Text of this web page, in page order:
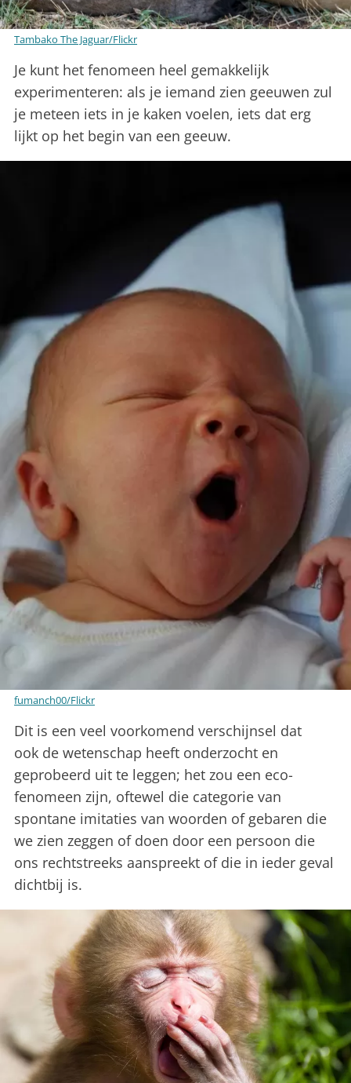
Tambako The Jaguar/Flickr
Je kunt het fenomeen heel gemakkelijk
experimenteren: als je iemand zien geeuwen zul
je meteen iets in je kaken voelen, iets dat erg
lijkt op het begin van een geeuw.
fumanch00/Flickr
Dit is een veel voorkomend verschijnsel dat
ook de wetenschap heeft onderzocht en
geprobeerd uit te leggen; het zou een eco-
fenomeen zijn, oftewel die categorie van
spontane imitaties van woorden of gebaren die
we zien zeggen of doen door een persoon die
ons rechtstreeks aanspreekt of die in ieder geval
dichtbij is.